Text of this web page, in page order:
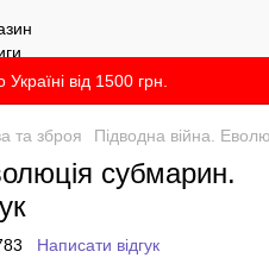
від 1500 грн.
та зброя Підводна війна.
субмарин.
Написати відгук